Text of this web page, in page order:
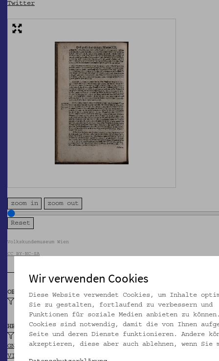
Twitter
zoom in zoom out
Volkskundemuseum Wien
CC BY-NC-SA
OBJEKTKLASSE
Hauspostille, evangelische
HERSTELLER/IN
Luther, Martin
GND
VIAF
Wir verwenden Cookies
Diese Website verwendet Cookies, um Inhalte
Sie zu gestalten, fortlaufend zu verbessern und
Funktionen für soziale Medien anbieten zu
Cookies sind notwendig, damit die von Ihnen
Seite und deren Dienste funktionieren. Andere
akzeptieren, diese aber auch ablehnen, wenn Sie